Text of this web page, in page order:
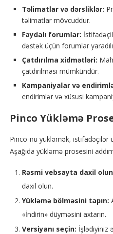
Təlimatlar və dərsliklər:
təlimatlar mövcuddur.
Faydalı forumlar:
dəstək üçün forumlar
Çatdırılma xidmətləri:
çatdırılması mümkündür.
Kampaniyalar və
endirimlər və xüsusi
Pinco Yükləmə
Pinco-nu yükləmək, istifadəçilər
Aşağıda yükləmə prosesini
Rəsmi vebsayta daxil
daxil olun.
Yükləmə bölməsini tapın:
«İndirin» düyməsini axtarın.
Versiyanı seçin: İşlədiyiniz